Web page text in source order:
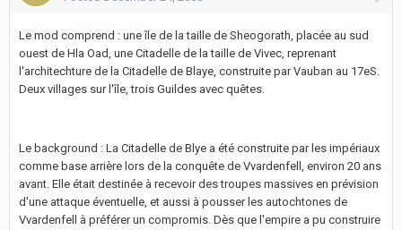
Le mod comprend : une île de la taille de Sheogorath, placée au sud
ouest de Hla Oad, une Citadelle de la taille de Vivec, reprenant
l'architechture de la Citadelle de Blaye, construite par Vauban au 17eS.
Deux villages sur l'île, trois Guildes avec quêtes.
Le background : La Citadelle de Blye a été construite par les impériaux
comme base arrière lors de la conquête de Vvardenfell, environ 20 ans
avant. Elle était destinée à recevoir des troupes massives en prévision
d'une attaque éventuelle, et aussi à pousser les autochtones de
Vvardenfell à préférer un compromis. Dès que l'empire a pu construire